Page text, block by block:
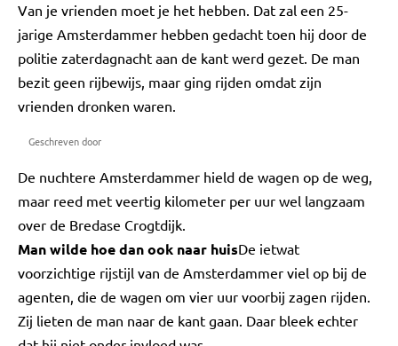
Van je vrienden moet je het hebben. Dat zal een 25-
jarige Amsterdammer hebben gedacht toen hij door de
politie zaterdagnacht aan de kant werd gezet. De man
bezit geen rijbewijs, maar ging rijden omdat zijn
vrienden dronken waren.
Geschreven door
De nuchtere Amsterdammer hield de wagen op de weg,
maar reed met veertig kilometer per uur wel langzaam
over de Bredase Crogtdijk.
Man wilde hoe dan ook naar huisDe ietwat
voorzichtige rijstijl van de Amsterdammer viel op bij de
agenten, die de wagen om vier uur voorbij zagen rijden.
Zij lieten de man naar de kant gaan. Daar bleek echter